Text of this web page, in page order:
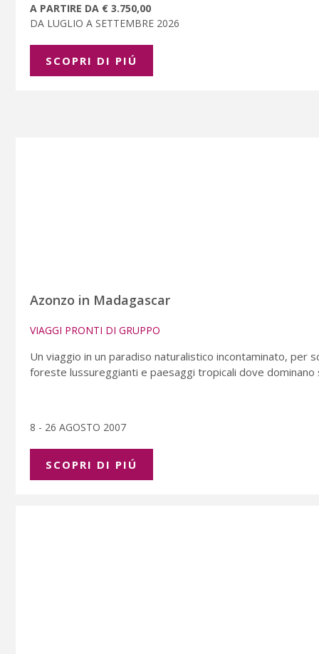
A PARTIRE DA € 3.750,00
DA LUGLIO A SETTEMBRE 2026
SCOPRI DI PIÚ
Azonzo in Madagascar
VIAGGI PRONTI DI GRUPPO
Un viaggio in un paradiso naturalistico incontaminato, per
foreste lussureggianti e paesaggi tropicali dove dominano
8 - 26 AGOSTO 2007
SCOPRI DI PIÚ